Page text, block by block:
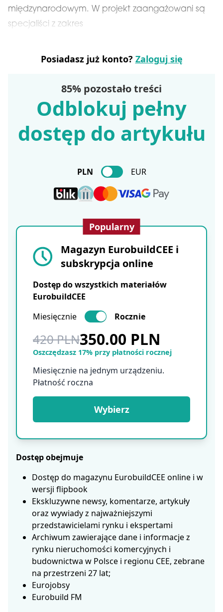
międzynarodowym. W projekt zaangażowani są
specjaliści z zakres
Posiadasz już konto? Zaloguj się
85% pozostało treści
Odblokuj pełny
dostęp do artykułu
PLN EUR
Popularny
Magazyn EurobuildCEE i
subskrypcja online
Dostęp do wszystkich materiałów
EurobuildCEE
Miesięcznie
Rocznie
420 PLN350.00 PLN
Oszczędzasz 17% przy płatności rocznej
Miesięcznie na jednym urządzeniu.
Płatność roczna
Wybierz
Dostęp obejmuje
Dostęp do magazynu EurobuildCEE online i w
wersji flipbook
Ekskluzywne newsy, komentarze, artykuły
oraz wywiady z najważniejszymi
przedstawicielami rynku i ekspertami
Archiwum zawierające dane i informacje z
rynku nieruchomości komercyjnych i
budownictwa w Polsce i regionu CEE, zebrane
na przestrzeni 27 lat;
Eurojobsy
Eurobuild FM